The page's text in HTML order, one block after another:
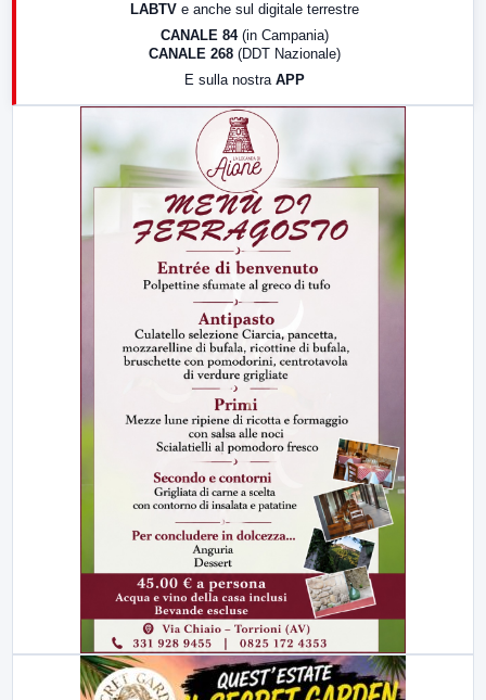
LABTV e anche sul digitale terrestre
CANALE 84 (in Campania)
CANALE 268 (DDT Nazionale)
E sulla nostra APP